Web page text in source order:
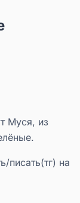
Муся, из
писать(тг) на